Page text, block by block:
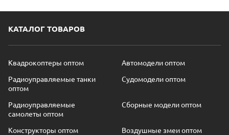
КАТАЛОГ ТОВАРОВ
Квадрокоптеры оптом
Автомодели оптом
Радиоуправляемые танки
оптом
Судомодели оптом
Радиоуправляемые
самолеты оптом
Сборные модели оптом
Конструкторы оптом
Воздушные змеи оптом